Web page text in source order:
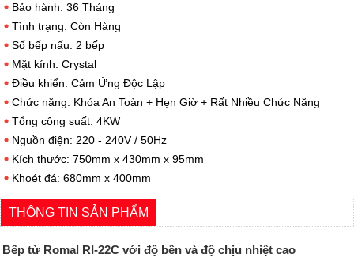
Bảo hành: 36 Tháng
Tình trạng: Còn Hàng
Số bếp nấu: 2 bếp
Mặt kính: Crystal
Điều khiển: Cảm Ứng Độc Lập
Chức năng: Khóa An Toàn + Hẹn Giờ + Rất Nhiều Chức Năng
Tổng công suất: 4KW
Nguồn điện: 220 - 240V / 50Hz
Kích thước: 750mm x 430mm x 95mm
Khoét đá: 680mm x 400mm
THÔNG TIN SẢN PHẨM
Bếp từ Romal RI-22C với độ bền và độ chịu nhiệt cao